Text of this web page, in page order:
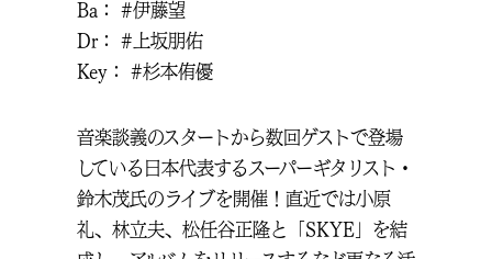
Ba： #伊藤望
Dr： #上坂朋佑
Key： #杉本侑優
音楽談義のスタートから数回ゲストで登場
している日本代表するスーパーギタリスト・
鈴木茂氏のライブを開催！直近では小原
礼、林立夫、松任谷正隆と「SKYE」を結